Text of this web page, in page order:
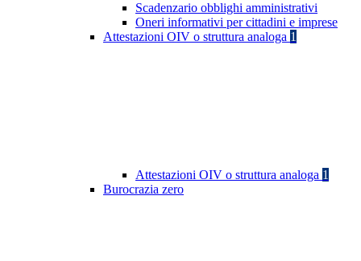
Scadenzario obblighi amministrativi
Oneri informativi per cittadini e imprese
Attestazioni OIV o struttura analoga 1
Attestazioni OIV o struttura analoga 1
Burocrazia zero